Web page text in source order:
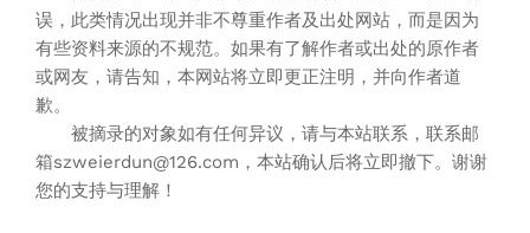
误，此类情况出现并非不尊重作者及出处网站，而是因为
有些资料来源的不规范。如果有了解作者或出处的原作者
或网友，请告知，本网站将立即更正注明，并向作者道
歉。
被摘录的对象如有任何异议，请与本站联系，联系邮
箱szweierdun@126.com，本站确认后将立即撤下。谢谢
您的支持与理解！